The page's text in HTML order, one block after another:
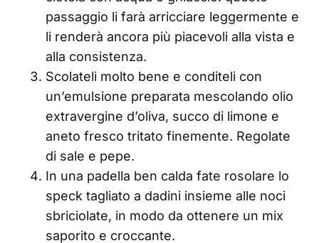
passaggio li farà arricciare leggermente e
li renderà ancora più piacevoli alla vista e
alla consistenza.
Scolateli molto bene e conditeli con
un’emulsione preparata mescolando olio
extravergine d’oliva, succo di limone e
aneto fresco tritato finemente. Regolate
di sale e pepe.
In una padella ben calda fate rosolare lo
speck tagliato a dadini insieme alle noci
sbriciolate, in modo da ottenere un mix
saporito e croccante.